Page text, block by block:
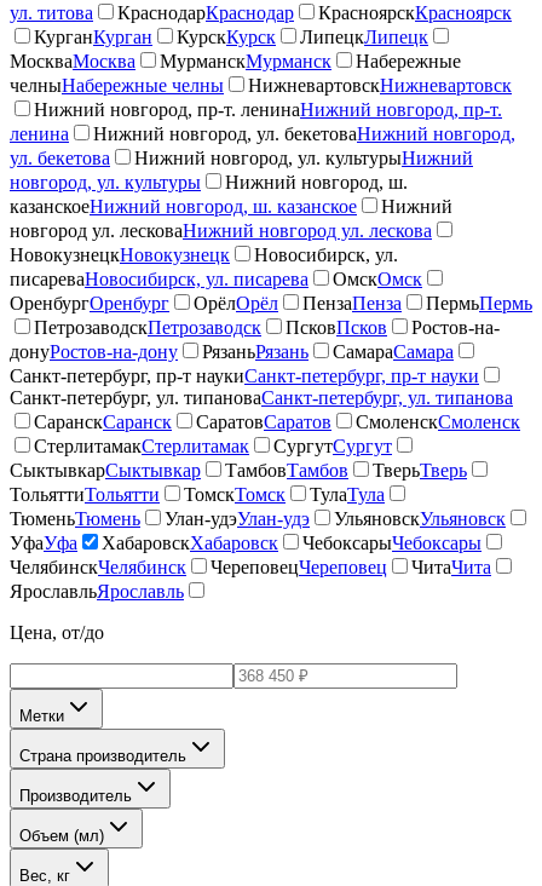
ул. титова
КраснодарКраснодар КрасноярскКрасноярск
КурганКурган КурскКурск ЛипецкЛипецк
МоскваМосква МурманскМурманск
Набережные
челныНабережные челны НижневартовскНижневартовск
Нижний новгород, пр-т. ленинаНижний новгород, пр-т.
ленина
Нижний новгород, ул. бекетоваНижний новгород,
ул. бекетова
Нижний новгород, ул. культурыНижний
новгород, ул. культуры
Нижний новгород, ш.
казанскоеНижний новгород, ш. казанское
Нижний
новгород ул. лесковаНижний новгород ул. лескова
НовокузнецкНовокузнецк
Новосибирск, ул.
писареваНовосибирск, ул. писарева ОмскОмск
ОренбургОренбург ОрёлОрёл ПензаПенза ПермьПермь
ПетрозаводскПетрозаводск ПсковПсков
Ростов-на-
донуРостов-на-дону РязаньРязань СамараСамара
Санкт-петербург, пр-т наукиСанкт-петербург, пр-т науки
Санкт-петербург, ул. типановаСанкт-петербург, ул. типанова
СаранскСаранск СаратовСаратов СмоленскСмоленск
СтерлитамакСтерлитамак СургутСургут
СыктывкарСыктывкар ТамбовТамбов ТверьТверь
ТольяттиТольятти ТомскТомск ТулаТула
ТюменьТюмень Улан-удэУлан-удэ УльяновскУльяновск
УфаУфа ХабаровскХабаровск ЧебоксарыЧебоксары
ЧелябинскЧелябинск ЧереповецЧереповец ЧитаЧита
ЯрославльЯрославль
Цена, от/до
Метки
Страна производитель
Производитель
Объем (мл)
Вес, кг